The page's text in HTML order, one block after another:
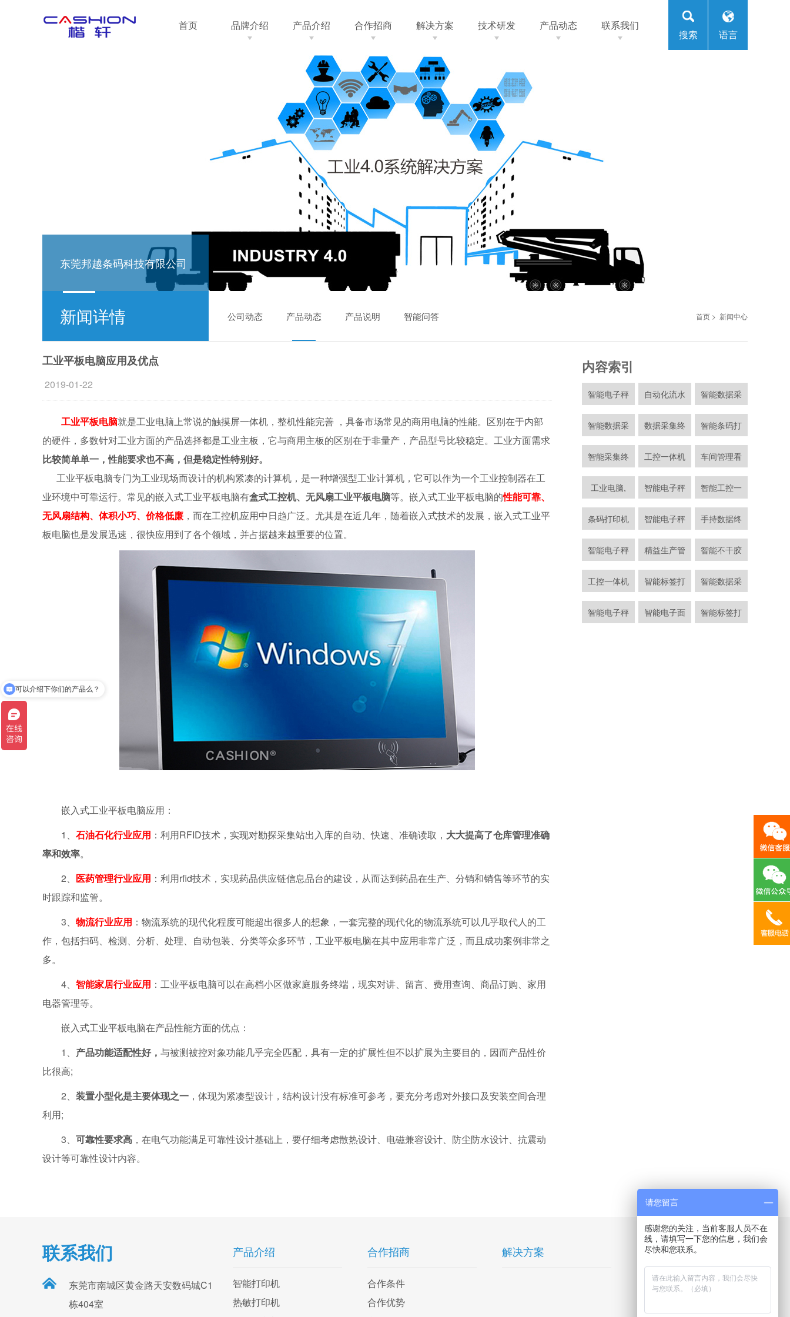
语言
搜索
首页 品牌介绍 产品介绍 合作招商 解决方案 技术研发 产品动态 联系我们
东莞邦越条码科技有限公司
新闻详情 公司动态 产品动态 产品说明 智能问答 首页 > 新闻中心
工业平板电脑应用及优点
2019-01-22
工业平板电脑就是工业电脑上常说的触摸屏一体机，整机性能完善 ，具备市场常见的商用电脑的性能。区别在于内部
的硬件，多数针对工业方面的产品选择都是工业主板，它与商用主板的区别在于非量产，产品型号比较稳定。工业方面需求
比较简单单一，性能要求也不高，但是稳定性特别好。
工业平板电脑专门为工业现场而设计的机构紧凑的计算机，是一种增强型工业计算机，它可以作为一个工业控制器在工
业环境中可靠运行。常见的嵌入式工业平板电脑有盒式工控机、无风扇工业平板电脑等。嵌入式工业平板电脑的性能可靠、
无风扇结构、体积小巧、价格低廉 ，而在工控机应用中日趋广泛。尤其是在近几年，随着嵌入式技术的发展，嵌入式工业平
板电脑也是发展迅速，很快应用到了各个领域，并占据越来越重要的位置。
嵌入式工业平板电脑应用：
1、 石油石化行业应用 ：利用RFID技术，实现对勘探采集站出入库的自动、快速、准确读取， 大大提高了仓库管理准确
率和效率。
2、 医药管理行业应用 ：利用rfid技术，实现药品供应链信息品台的建设，从而达到药品在生产、分销和销售等环节的实
时跟踪和监管。
3、 物流行业应用 ：物流系统的现代化程度可能超出很多人的想象，一套完整的现代化的物流系统可以几乎取代人的工
作，包括扫码、检测、分析、处理、自动包装、分类等众多环节，工业平板电脑在其中应用非常广泛，而且成功案例非常之
多。
4、 智能家居行业应用 ：工业平板电脑可以在高档小区做家庭服务终端，现实对讲、留言、费用查询、商品订购、家用
电器管理等。
嵌入式工业平板电脑在产品性能方面的优点：
1、 产品功能适配性好， 与被测被控对象功能几乎完全匹配，具有一定的扩展性但不以扩展为主要目的，因而产品性价
比很高;
2、 装置小型化是主要体现之一 ，体现为紧凑型设计，结构设计没有标准可参考，要充分考虑对外接口及安装空间合理
利用;
3、 可靠性要求高 ，在电气功能满足可靠性设计基础上，要仔细考虑散热设计、电磁兼容设计、防尘防水设计、抗震动
设计等可靠性设计内容。
内容索引
智能水洗标
东莞龙楷智
加入龙楷东
CA系列加
工业数据采
工业4.0
打印头
浅谈工业4
工业数据采
电子看板_
cashi
MES系统
MES系统
智能电子看
CASHI
智能条码打
生产车间电
智能电子秤
智能数据采
智能采集终
工业电脑,
条码打印机
智能电子秤
工控一体机
智能电子秤
自动化流水
数据采集终
工控一体机
智能电子秤
智能电子秤
精益生产管
智能标签打
智能电子面
智能数据采
智能条码打
车间管理看
智能工控一
手持数据终
智能不干胶
智能数据采
智能标签打
联系我们
东莞市南城区黄金路天安数码城C1
栋404室
产品介绍
智能打印机
热敏打印机
合作招商
合作条件
合作优势
解决方案 技术研发
智能技术研发方向
可以介绍下你们的产品么？
请您留言
感谢您的关注，当前客服人员不在
线，请填写一下您的信息，我们会
尽快和您联系。